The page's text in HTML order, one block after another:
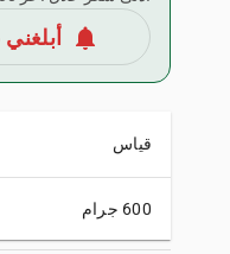
notifications
قياس
600 جرام